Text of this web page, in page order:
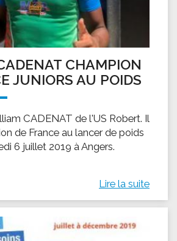
CHAMPION
JUNIORS AU POIDS
CADENAT de l'US Robert. Il
de France au lancer de poids
6 juillet 2019 à Angers.
Lire la suite